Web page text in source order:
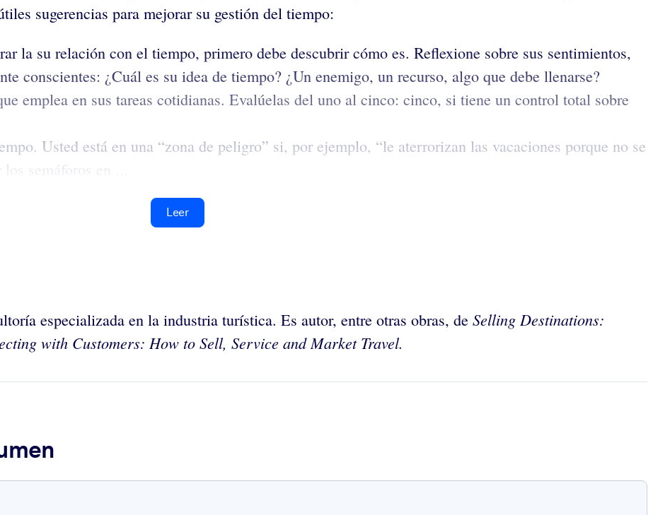
sugerencias para mejorar su gestión del tiempo:
la su relación con el tiempo, primero debe descubrir cómo es. Reflexione sobre sus sentimientos,
conscientes: ¿Cuál es su idea de tiempo? ¿Un enemigo, un recurso, algo que debe llenarse?
emplea en sus tareas cotidianas. Evalúelas del uno al cinco: cinco, si tiene un control total sobre
Usted está en una “zona de peligro” si, por ejemplo, “le aterrorizan las vacaciones porque no se
semáforos en ...
Leer
especializada en la industria turística. Es autor, entre otras obras, de Selling Destinations:
with Customers: How to Sell, Service and Market Travel.